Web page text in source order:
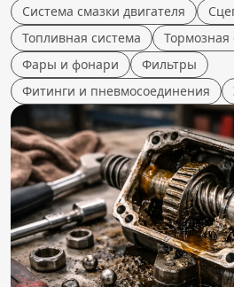
Система смазки двигателя
Топливная система
Тормозная
Фары и фонари
Фильтры
Фитинги и пневмосоединения